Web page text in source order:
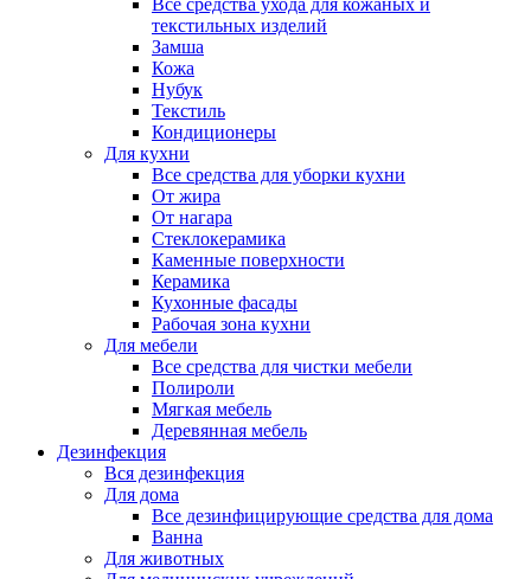
Все средства ухода для кожаных и
текстильных изделий
Замша
Кожа
Нубук
Текстиль
Кондиционеры
Для кухни
Все средства для уборки кухни
От жира
От нагара
Стеклокерамика
Каменные поверхности
Керамика
Кухонные фасады
Рабочая зона кухни
Для мебели
Все средства для чистки мебели
Полироли
Мягкая мебель
Деревянная мебель
Дезинфекция
Вся дезинфекция
Для дома
Все дезинфицирующие средства для дома
Ванна
Для животных